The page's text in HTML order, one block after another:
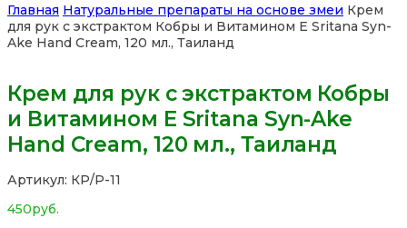
Главная Натуральные препараты на основе змеи Крем
для рук с экстрактом Кобры и Витамином E Sritana Syn-
Ake Hand Cream, 120 мл., Таиланд
Крем для рук с экстрактом Кобры
и Витамином E Sritana Syn-Ake
Hand Cream, 120 мл., Таиланд
Артикул: КР/Р-11
450руб.